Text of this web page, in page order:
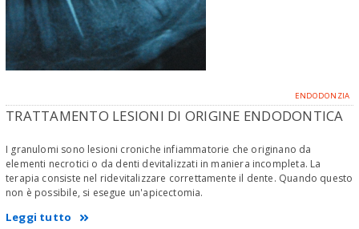
ENDODONZIA
TRATTAMENTO LESIONI DI ORIGINE ENDODONTICA
I granulomi sono lesioni croniche infiammatorie che originano da
elementi necrotici o da denti devitalizzati in maniera incompleta. La
terapia consiste nel ridevitalizzare correttamente il dente. Quando questo
non è possibile, si esegue un'apicectomia.
Leggi tutto